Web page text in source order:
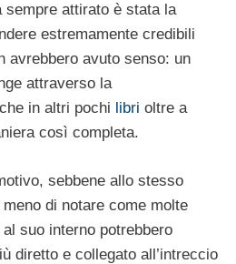
sempre attirato è stata la
estremamente credibili
avrebbero avuto senso: un
attraverso la
in altri pochi libri oltre a
così completa.
sebbene allo stesso
di notare come molte
suo interno potrebbero
diretto e collegato all’intreccio